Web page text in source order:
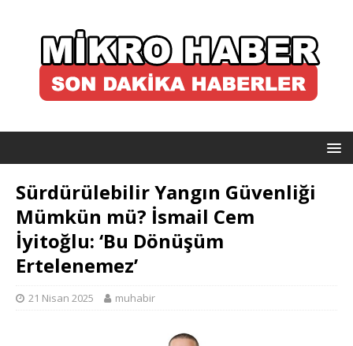
Sürdürülebilir Yangın Güvenliği
Mümkün mü? İsmail Cem
İyitoğlu: ‘Bu Dönüşüm
Ertelenemez’
21 Nisan 2025 muhabir